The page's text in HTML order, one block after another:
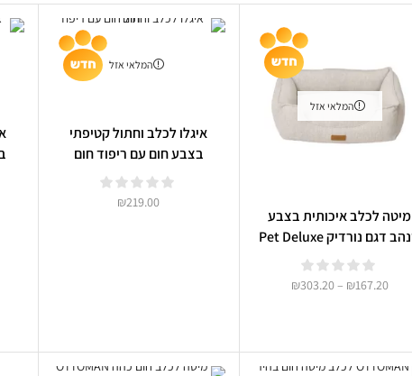
המלאי אזל
מיטה לכלב איכותית בצבע
שנהב דגם נורדיק Pet Deluxe
01
₪167.20
–
₪303.20
המלאי אזל
איגלו לכלב וחתול קטיפתי
בצבע חום עם ריפוד חום
₪219.00